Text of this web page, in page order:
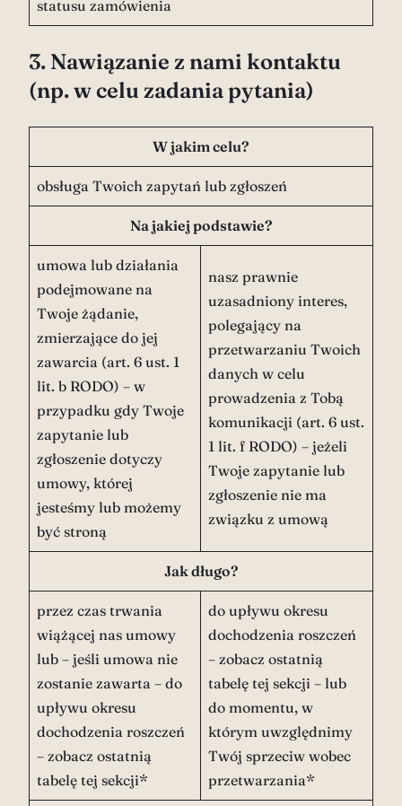
statusu zamówienia
3. Nawiązanie z nami kontaktu
(np. w celu zadania pytania)
W jakim celu?
obsługa Twoich zapytań lub zgłoszeń
Na jakiej podstawie?
umowa lub działania
podejmowane na
Twoje żądanie,
zmierzające do jej
zawarcia (art. 6 ust. 1
lit. b RODO) – w
przypadku gdy Twoje
zapytanie lub
zgłoszenie dotyczy
umowy, której
jesteśmy lub możemy
być stroną
nasz prawnie
uzasadniony interes,
polegający na
przetwarzaniu Twoich
danych w celu
prowadzenia z Tobą
komunikacji (art. 6 ust.
1 lit. f RODO) – jeżeli
Twoje zapytanie lub
zgłoszenie nie ma
związku z umową
Jak długo?
przez czas trwania
wiążącej nas umowy
lub – jeśli umowa nie
zostanie zawarta – do
upływu okresu
dochodzenia roszczeń
– zobacz ostatnią
tabelę tej sekcji*
do upływu okresu
dochodzenia roszczeń
– zobacz ostatnią
tabelę tej sekcji – lub
do momentu, w
którym uwzględnimy
Twój sprzeciw wobec
przetwarzania*